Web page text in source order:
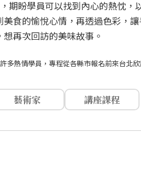
期盼學員可以找到內心的熱忱，
食的愉悅心情，再透過色彩，
再次回訪的美味故事。
熱情學員，專程從各縣市報名前來台北欣
藝術家 講座課程